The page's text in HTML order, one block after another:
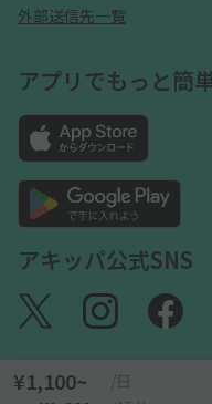
¥1,100~
/日
外部送信先一覧
アプリでもっと簡
アキッパ公式SNS
©akippa